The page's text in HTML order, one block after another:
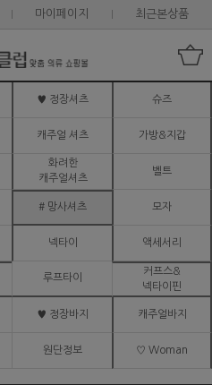
마이페이지 최근본상품
♥ 정장셔츠 슈즈
캐주얼 셔츠 가방&지갑
화려한
캐주얼셔츠
벨트
# 망사셔츠 모자
넥타이 액세서리
루프타이
커프스&
넥타이핀
♥ 정장바지 캐주얼바지
원단정보 ♡ Woman